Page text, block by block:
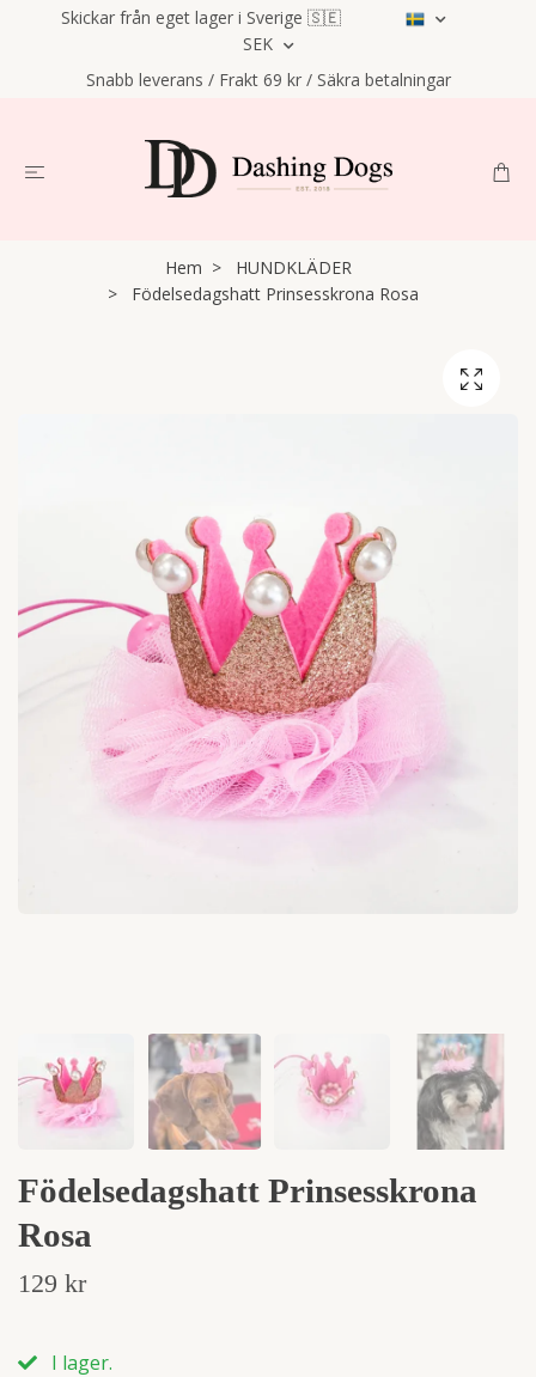
Skickar från eget lager i Sverige 🇸🇪
SEK
Snabb leverans / Frakt 69 kr / Säkra betalningar
Hem
HUNDKLÄDER
Födelsedagshatt Prinsesskrona Rosa
Födelsedagshatt Prinsesskrona
Rosa
129 kr
I lager.